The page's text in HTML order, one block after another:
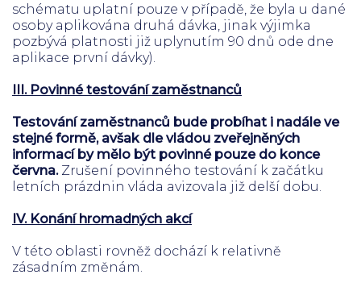
schématu uplatní pouze v případě, že byla u dané
osoby aplikována druhá dávka, jinak výjimka
pozbývá platnosti již uplynutím 90 dnů ode dne
aplikace první dávky).
III. Povinné testování zaměstnanců
Testování zaměstnanců bude probíhat i nadále ve
stejné formě, avšak dle vládou zveřejněných
informací by mělo být povinné pouze do konce
června. Zrušení povinného testování k začátku
letních prázdnin vláda avizovala již delší dobu.
IV. Konání hromadných akcí
V této oblasti rovněž dochází k relativně
zásadním změnám.